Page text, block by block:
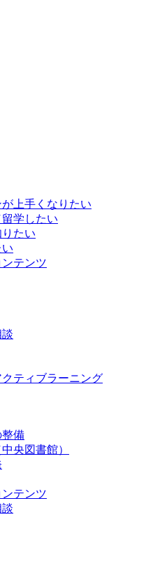
上手くなりたい
学したい
たい
テンツ
ティブラーニング
備
央図書館）
テンツ